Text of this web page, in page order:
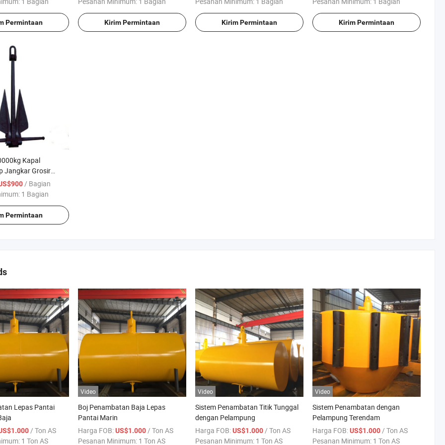
Permintaan Kirim Permintaan Kirim Permintaan Kirim Permintaan
Kapal
Jangkar Grosir
/ Bagian
1 Bagian
Permintaan
Lepas Pantai
/ Ton AS
1 Ton AS
Video
Boj Penambatan Baja Lepas
Pantai Marin
Harga FOB:US$1.000 / Ton AS
Pesanan Minimum: 1 Ton AS
Video
Sistem Penambatan Titik Tunggal
dengan Pelampung
Harga FOB:US$1.000 / Ton AS
Pesanan Minimum: 1 Ton AS
Video
Sistem Penambatan dengan
Pelampung Terendam
Harga FOB:US$1.000 / Ton AS
Pesanan Minimum: 1 Ton AS